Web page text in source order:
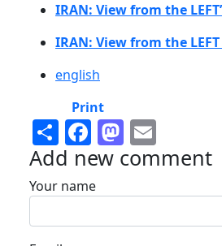
IRAN: View from the
IRAN: View from the LEFT
english
Print
ShareFacebook
Add new comment
Your name